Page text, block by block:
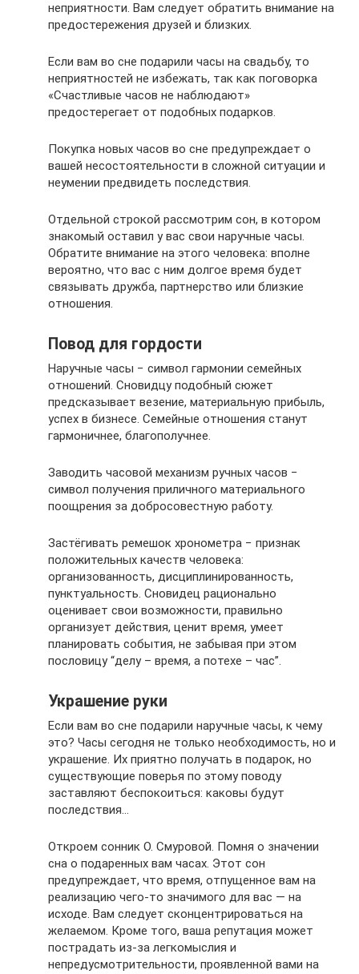
неприятности. Вам следует обратить внимание на
предостережения друзей и близких.
Если вам во сне подарили часы на свадьбу, то
неприятностей не избежать, так как поговорка
«Счастливые часов не наблюдают»
предостерегает от подобных подарков.
Покупка новых часов во сне предупреждает о
вашей несостоятельности в сложной ситуации и
неумении предвидеть последствия.
Отдельной строкой рассмотрим сон, в котором
знакомый оставил у вас свои наручные часы.
Обратите внимание на этого человека: вполне
вероятно, что вас с ним долгое время будет
связывать дружба, партнерство или близкие
отношения.
Повод для гордости
Наручные часы − символ гармонии семейных
отношений. Сновидцу подобный сюжет
предсказывает везение, материальную прибыль,
успех в бизнесе. Семейные отношения станут
гармоничнее, благополучнее.
Заводить часовой механизм ручных часов −
символ получения приличного материального
поощрения за добросовестную работу.
Застёгивать ремешок хронометра − признак
положительных качеств человека:
организованность, дисциплинированность,
пунктуальность. Сновидец рационально
оценивает свои возможности, правильно
организует действия, ценит время, умеет
планировать события, не забывая при этом
пословицу “делу – время, а потехе – час”.
Украшение руки
Если вам во сне подарили наручные часы, к чему
это? Часы сегодня не только необходимость, но и
украшение. Их приятно получать в подарок, но
существующие поверья по этому поводу
заставляют беспокоиться: каковы будут
последствия…
Откроем сонник О. Смуровой. Помня о значении
сна о подаренных вам часах. Этот сон
предупреждает, что время, отпущенное вам на
реализацию чего-то значимого для вас — на
исходе. Вам следует сконцентрироваться на
желаемом. Кроме того, ваша репутация может
пострадать из-за легкомыслия и
непредусмотрительности, проявленной вами на